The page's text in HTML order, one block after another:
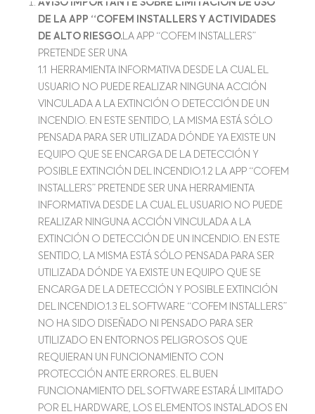
AVISO IMPORTANTE SOBRE LIMITACIÓN DE USO
DE LA APP “COFEM INSTALLERS Y ACTIVIDADES
DE ALTO RIESGO.LA APP “COFEM INSTALLERS”
PRETENDE SER UNA
1.1 HERRAMIENTA INFORMATIVA DESDE LA CUAL EL
USUARIO NO PUEDE REALIZAR NINGUNA ACCIÓN
VINCULADA A LA EXTINCIÓN O DETECCIÓN DE UN
INCENDIO. EN ESTE SENTIDO, LA MISMA ESTÁ SÓLO
PENSADA PARA SER UTILIZADA DÓNDE YA EXISTE UN
EQUIPO QUE SE ENCARGA DE LA DETECCIÓN Y
POSIBLE EXTINCIÓN DEL INCENDIO.1.2 LA APP “COFEM
INSTALLERS” PRETENDE SER UNA HERRAMIENTA
INFORMATIVA DESDE LA CUAL EL USUARIO NO PUEDE
REALIZAR NINGUNA ACCIÓN VINCULADA A LA
EXTINCIÓN O DETECCIÓN DE UN INCENDIO. EN ESTE
SENTIDO, LA MISMA ESTÁ SÓLO PENSADA PARA SER
UTILIZADA DÓNDE YA EXISTE UN EQUIPO QUE SE
ENCARGA DE LA DETECCIÓN Y POSIBLE EXTINCIÓN
DEL INCENDIO.1.3 EL SOFTWARE “COFEM INSTALLERS”
NO HA SIDO DISEÑADO NI PENSADO PARA SER
UTILIZADO EN ENTORNOS PELIGROSOS QUE
REQUIERAN UN FUNCIONAMIENTO CON
PROTECCIÓN ANTE ERRORES. EL BUEN
FUNCIONAMIENTO DEL SOFTWARE ESTARÁ LIMITADO
POR EL HARDWARE, LOS ELEMENTOS INSTALADOS EN